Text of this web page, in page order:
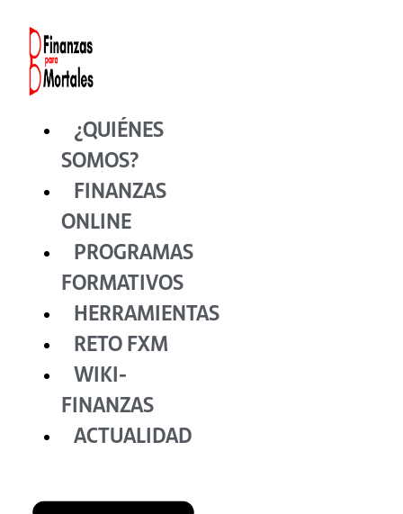
contenido
¿QUIÉNES
SOMOS?
FINANZAS
ONLINE
PROGRAMAS
FORMATIVOS
HERRAMIENTAS
RETO FXM
WIKI-
FINANZAS
ACTUALIDAD